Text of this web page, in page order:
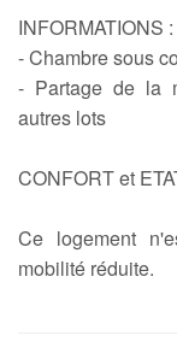
INFORMATIONS :
- Chambre sous
- Partage de la
autres lots
CONFORT et
Ce logement
mobilité réduite.